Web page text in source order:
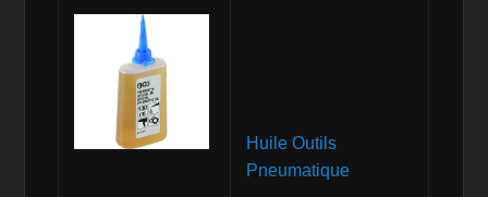
Huile Outils
Pneumatique